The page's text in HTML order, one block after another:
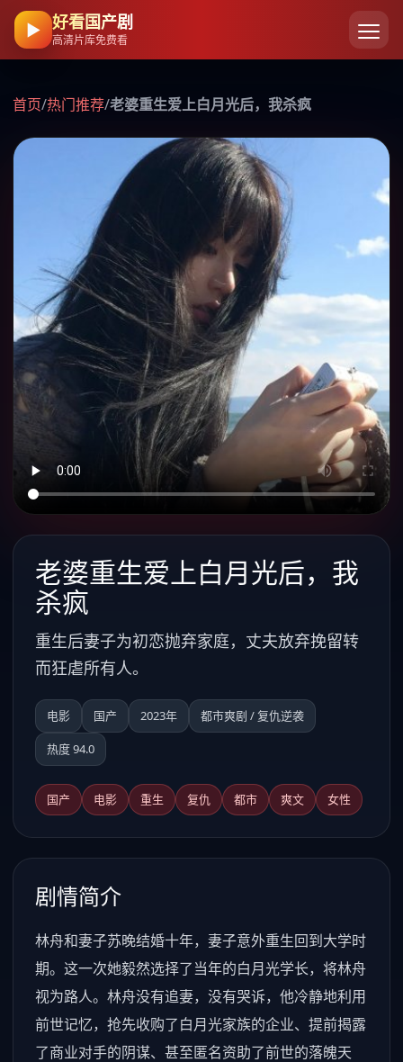
▶ 好看国产剧
高清片库免费看
首页/热门推荐/老婆重生爱上白月光后，我杀疯
老婆重生爱上白月光后，我
杀疯
重生后妻子为初恋抛弃家庭，丈夫放弃挽留转
而狂虐所有人。
电影 国产 2023年 都市爽剧 / 复仇逆袭
热度 94.0
国产 电影 重生 复仇 都市 爽文 女性
剧情简介
林舟和妻子苏晚结婚十年，妻子意外重生回到大学时
期。这一次她毅然选择了当年的白月光学长，将林舟
视为路人。林舟没有追妻，没有哭诉，他冷静地利用
前世记忆，抢先收购了白月光家族的企业、提前揭露
了商业对手的阴谋、甚至匿名资助了前世的落魄天